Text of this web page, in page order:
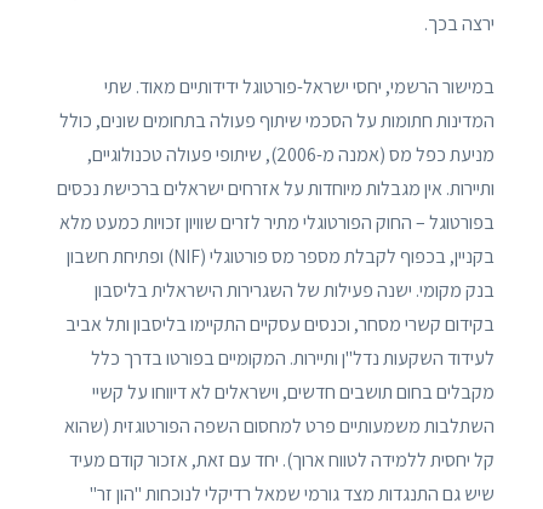
ירצה בכך.
במישור הרשמי, יחסי ישראל-פורטוגל ידידותיים מאוד. שתי
המדינות חתומות על הסכמי שיתוף פעולה בתחומים שונים, כולל
מניעת כפל מס (אמנה מ-2006), שיתופי פעולה טכנולוגיים,
ותיירות. אין מגבלות מיוחדות על אזרחים ישראלים ברכישת נכסים
בפורטוגל – החוק הפורטוגלי מתיר לזרים שוויון זכויות כמעט מלא
בקניין, בכפוף לקבלת מספר מס פורטוגלי (NIF) ופתיחת חשבון
בנק מקומי. ישנה פעילות של השגרירות הישראלית בליסבון
בקידום קשרי מסחר, וכנסים עסקיים התקיימו בליסבון ותל אביב
לעידוד השקעות נדל"ן ותיירות. המקומיים בפורטו בדרך כלל
מקבלים בחום תושבים חדשים, וישראלים לא דיווחו על קשיי
השתלבות משמעותיים פרט למחסום השפה הפורטוגזית (שהוא
קל יחסית ללמידה לטווח ארוך). יחד עם זאת, אזכור קודם מעיד
שיש גם התנגדות מצד גורמי שמאל רדיקלי לנוכחות "הון זר"